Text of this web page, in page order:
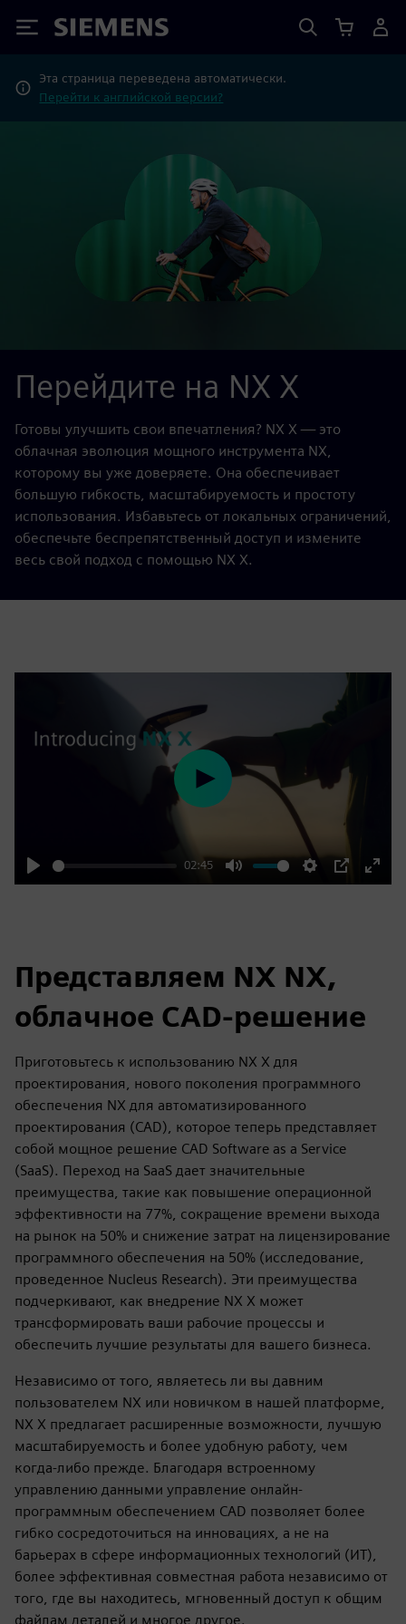
Siemens
Эта страница переведена автоматически.
Перейти к английской версии?
Перейдите на NX X
Готовы улучшить свои впечатления? NX X — это
облачная эволюция мощного инструмента NX,
которому вы уже доверяете. Она обеспечивает
большую гибкость, масштабируемость и простоту
использования. Избавьтесь от локальных ограничений,
обеспечьте беспрепятственный доступ и измените
весь свой подход с помощью NX X.
Play
02:45
Mute Settings
PIP
Enter
Play
Представляем NX NX,
облачное CAD-решение
Приготовьтесь к использованию NX X для
проектирования, нового поколения программного
обеспечения NX для автоматизированного
проектирования (CAD), которое теперь представляет
собой мощное решение CAD Software as a Service
(SaaS). Переход на SaaS дает значительные
преимущества, такие как повышение операционной
эффективности на 77%, сокращение времени выхода
на рынок на 50% и снижение затрат на лицензирование
программного обеспечения на 50% (исследование,
проведенное Nucleus Research). Эти преимущества
подчеркивают, как внедрение NX X может
трансформировать ваши рабочие процессы и
обеспечить лучшие результаты для вашего бизнеса.
Независимо от того, являетесь ли вы давним
пользователем NX или новичком в нашей платформе,
NX X предлагает расширенные возможности, лучшую
масштабируемость и более удобную работу, чем
когда-либо прежде. Благодаря встроенному
управлению данными управление онлайн-
программным обеспечением CAD позволяет более
гибко сосредоточиться на инновациях, а не на
барьерах в сфере информационных технологий (ИТ),
более эффективная совместная работа независимо от
того, где вы находитесь, мгновенный доступ к общим
файлам деталей и многое другое.